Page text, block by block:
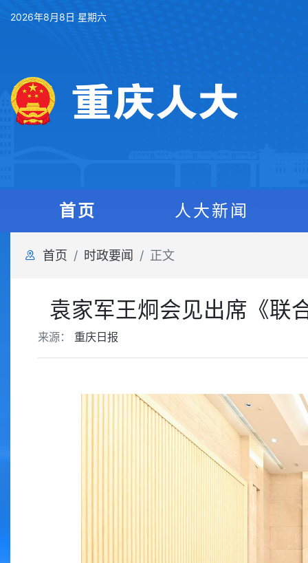
2026年8月8日 星期六
首页 人大新闻
首页 时政要闻 正文
袁家军王炯会见出席《联
来源： 重庆日报